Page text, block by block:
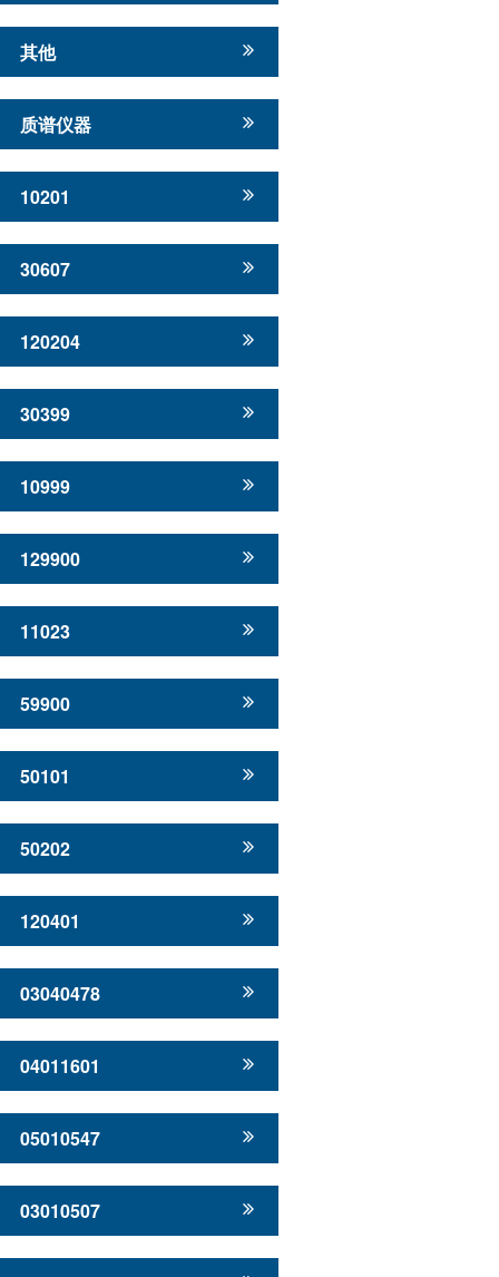
其他
质谱仪器
10201
30607
120204
30399
10999
129900
11023
59900
50101
50202
120401
03040478
04011601
05010547
03010507